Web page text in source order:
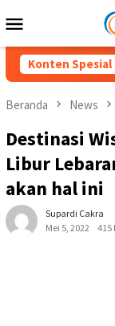
ke
Mobile
Konten Spesial
Pelaksana Gelar
Beranda News
Destinasi
Libur
akan hal ini
Supardi Cakra
Mei 5, 2022
415